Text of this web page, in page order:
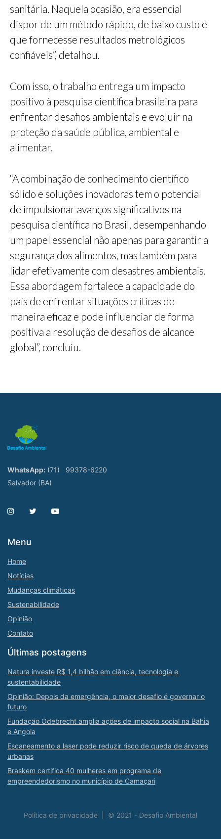
sanitária. Naquela ocasião, era essencial
dispor de um método rápido, de baixo custo e
que fornecesse resultados metrológicos
confiáveis”, detalhou.
Com isso, o trabalho entrega um impacto
positivo à pesquisa científica brasileira para
enfrentar desafios ambientais e evoluir na
proteção da saúde pública, ambiental e
alimentar.
“A combinação de conhecimento científico
sólido e soluções inovadoras tem o potencial
de impulsionar avanços significativos na
pesquisa científica no Brasil, desempenhando
um papel essencial não apenas para garantir a
segurança dos alimentos, mas também para
lidar efetivamente com desastres ambientais.
Essa abordagem fortalece a capacidade do
país de enfrentar situações críticas de
maneira eficaz e pode influenciar de forma
positiva a resolução de desafios de alcance
global”, concluiu.
WhatsApp: (71)
99378-6220
Salvador (BA)
Menu
Home
Notícias
Mudanças climáticas
Sustenabilidade
Opinião
Contato
Últimas postagens
Natura investe R$ 1,4 bilhão em ciência, tecnologia e
sustentabilidade
Opinião: Depois da emergência, o maior desafio é governar o
futuro
Fundação Odebrecht amplia ações de impacto social na Bahia
e Angola
Escaneamento a laser pode reduzir risco de queda de árvores
urbanas
Braskem certifica 40 mulheres em programa de
empreendedorismo no município de Camaçari
Política de privacidade © 2021 - Desafio Ambiental